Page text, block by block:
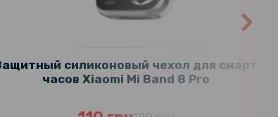
силиконовый чехол для смарт
часов Xiaomi Mi Band 8 Pro